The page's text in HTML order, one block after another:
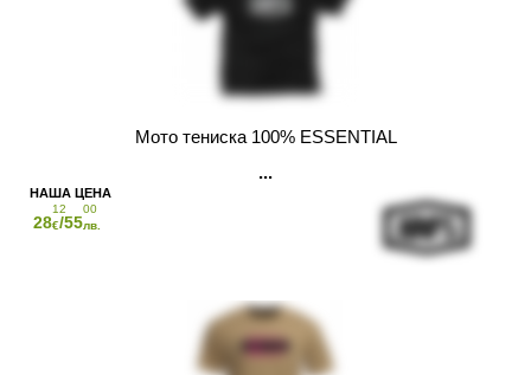
Мото тениска 100% ESSENTIAL
28
12
€/55
00
лв.